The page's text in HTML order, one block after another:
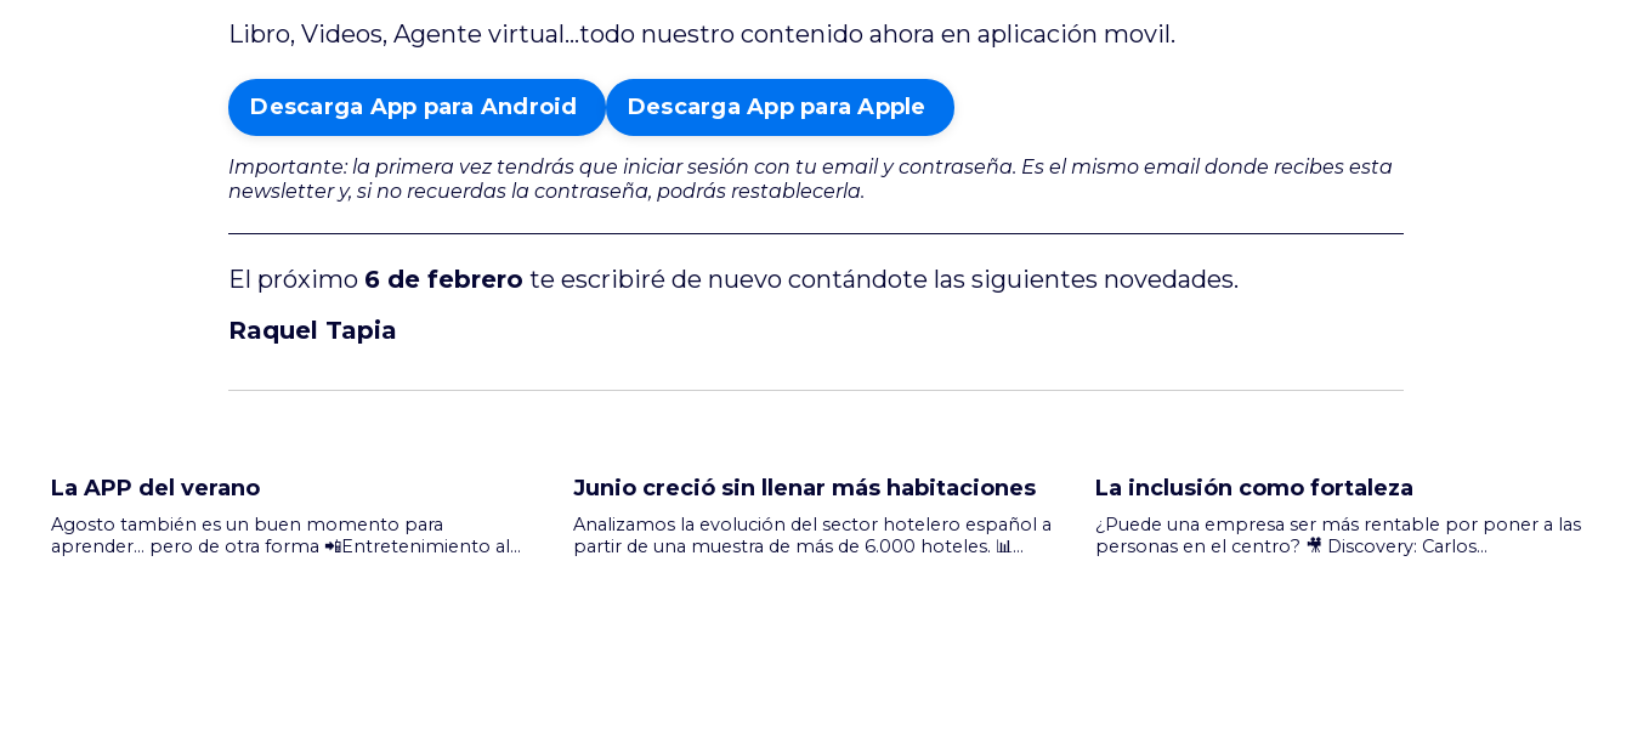
Libro, Videos, Agente virtual...todo nuestro contenido ahora en aplicación movil.
Descarga App para Android Descarga App para Apple
Importante: la primera vez tendrás que iniciar sesión con tu email y contraseña. Es el mismo email donde recibes esta
newsletter y, si no recuerdas la contraseña, podrás restablecerla.
El próximo 6 de febrero te escribiré de nuevo contándote las siguientes novedades.
Raquel Tapia
La APP del verano
Agosto también es un buen momento para
aprender... pero de otra forma 📲Entretenimiento al
Junio creció sin llenar más habitaciones
Analizamos la evolución del sector hotelero español a
partir de una muestra de más de 6.000 hoteles. 📊
La inclusión como fortaleza
¿Puede una empresa ser más rentable por poner a las
personas en el centro? 🎥 Discovery: Carlos